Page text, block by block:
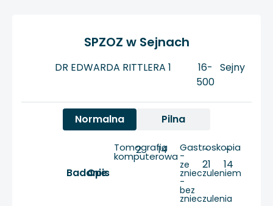
SPZOZ w Sejnach
DR EDWARDA RITTLERA 1
16-
500
Sejny
Normalna Pilna
Badanie
Opis
Tomografia
komputerowa
2 14 Gastroskopia
-
ze
znieczuleniem
-
bez
znieczulenia
-
21
-
14